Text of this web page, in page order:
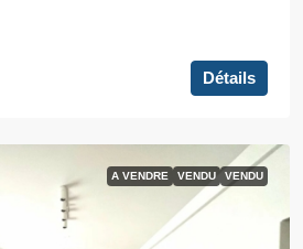
Détails
A VENDRE VENDU VENDU